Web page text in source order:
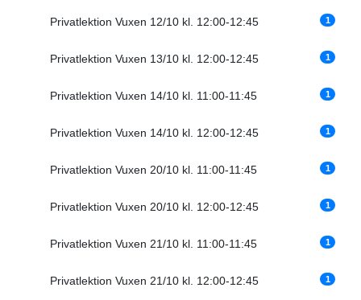
Privatlektion Vuxen 12/10 kl. 12:00-12:45 1
Privatlektion Vuxen 13/10 kl. 12:00-12:45 1
Privatlektion Vuxen 14/10 kl. 11:00-11:45 1
Privatlektion Vuxen 14/10 kl. 12:00-12:45 1
Privatlektion Vuxen 20/10 kl. 11:00-11:45 1
Privatlektion Vuxen 20/10 kl. 12:00-12:45 1
Privatlektion Vuxen 21/10 kl. 11:00-11:45 1
Privatlektion Vuxen 21/10 kl. 12:00-12:45 1